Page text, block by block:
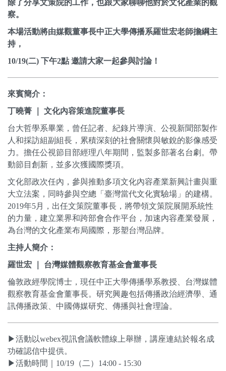
除了分享文策院的工作，也跟大家聊聊他對於文化產業的觀
察。
本場活動將由媒觀董事長中正大學傳播系羅世宏老師擔綱主
持，
10/19(二) 下午2點 邀請大家一起參與討論！
來賓簡介：
丁曉菁 ｜ 文化內容策進院董事長
台大哲學系畢業，曾任記者、紀錄片導演、 公視新聞部製作
人和採訪組副組長， 累積深刻的社會關懷與敏銳的影像感受
力。 擔任公視節目部經理八年期間，監製多部著名台劇。帶
動節目創新， 並多次獲國際獎項。
文化部政次任內， 參與推動多項文化內容產業新興計畫與重
大立法案，同時參與空總「 臺灣當代文化實驗場」的建構。
2019年5月， 出任文策院董事長，將帶領文策院展開系統性
的力量， 建立業界和跨部會合作平台，加速內容產業發展，
為台灣的文化產業布局國際，形塑台灣品牌。
主持人簡介：
羅世宏 ｜ 台灣媒體觀察教育基金會董事長
倫敦政經學院博士，現任中正大學傳播學系教授、台灣媒體
觀察教育基金會董事長。研究興趣包括傳播政治經濟學、通
訊傳播政策、中國傳媒研究、傳播與社會理論。
▶活動以webex視訊會議軟體線上舉辦，講座連結於報名成
功確認信中提供。
▶活動時間｜10/19（二）14:00 - 15:30